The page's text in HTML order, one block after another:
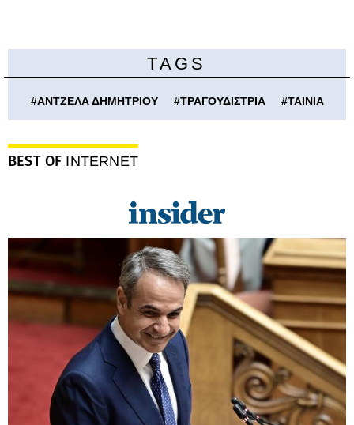
TAGS
#ΑΝΤΖΕΛΑ ΔΗΜΗΤΡΙΟΥ #ΤΡΑΓΟΥΔΙΣΤΡΙΑ #ΤΑΙΝΙΑ
BEST OF INTERNET